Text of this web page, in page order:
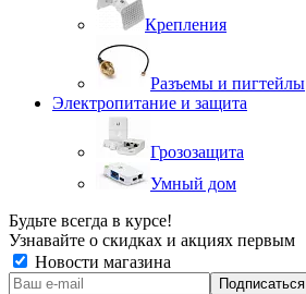
Крепления
Разъемы и пигтейлы
Электропитание и защита
Грозозащита
Умный дом
Будьте всегда в курсе!
Узнавайте о скидках и акциях первым
Новости магазина